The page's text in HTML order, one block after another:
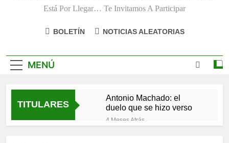
Está Por Llegar… Te Invitamos A Participar
BOLETÍN NOTICIAS ALEATORIAS
MENÚ
TITULARES
Antonio Machado: el
duelo que se hizo verso
4 Meses Atrás